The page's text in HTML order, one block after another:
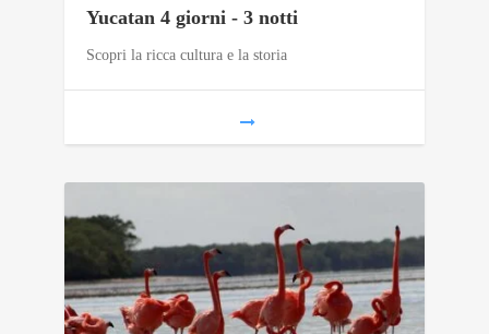
a
$1,239.00
Yucatan 4 giorni - 3 notti
Scopri la ricca cultura e la storia